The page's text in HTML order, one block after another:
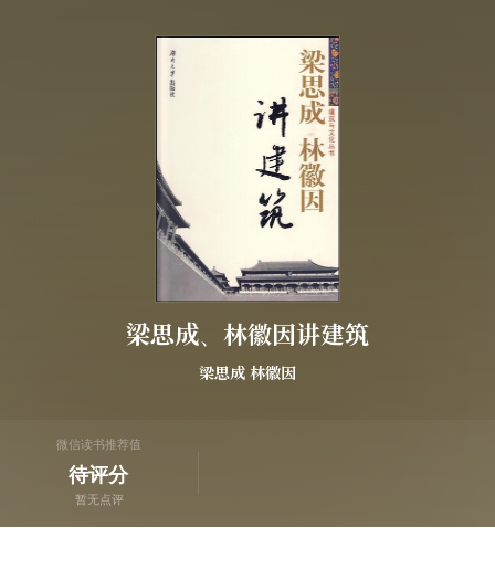
梁思成、林徽因讲建筑
梁思成 林徽因
微信读书推荐值
待评分
暂无点评